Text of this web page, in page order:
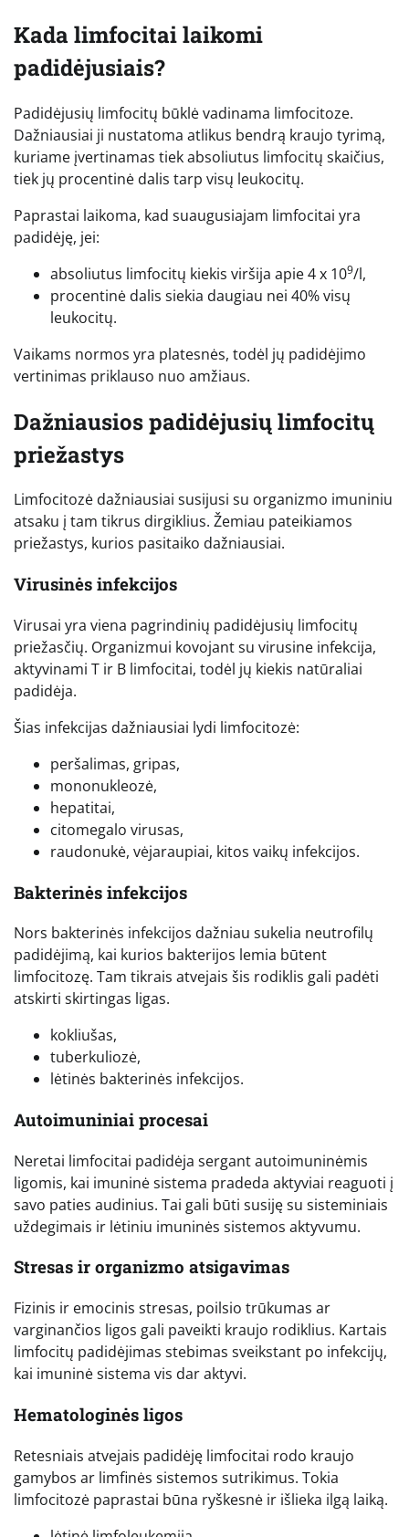
Kada limfocitai laikomi
padidėjusiais?
Padidėjusių limfocitų būklė vadinama limfocitoze.
Dažniausiai ji nustatoma atlikus bendrą kraujo tyrimą,
kuriame įvertinamas tiek absoliutus limfocitų skaičius,
tiek jų procentinė dalis tarp visų leukocitų.
Paprastai laikoma, kad suaugusiajam limfocitai yra
padidėję, jei:
absoliutus limfocitų kiekis viršija apie 4 x 109/l,
procentinė dalis siekia daugiau nei 40% visų
leukocitų.
Vaikams normos yra platesnės, todėl jų padidėjimo
vertinimas priklauso nuo amžiaus.
Dažniausios padidėjusių limfocitų
priežastys
Limfocitozė dažniausiai susijusi su organizmo imuniniu
atsaku į tam tikrus dirgiklius. Žemiau pateikiamos
priežastys, kurios pasitaiko dažniausiai.
Virusinės infekcijos
Virusai yra viena pagrindinių padidėjusių limfocitų
priežasčių. Organizmui kovojant su virusine infekcija,
aktyvinami T ir B limfocitai, todėl jų kiekis natūraliai
padidėja.
Šias infekcijas dažniausiai lydi limfocitozė:
peršalimas, gripas,
mononukleozė,
hepatitai,
citomegalo virusas,
raudonukė, vėjaraupiai, kitos vaikų infekcijos.
Bakterinės infekcijos
Nors bakterinės infekcijos dažniau sukelia neutrofilų
padidėjimą, kai kurios bakterijos lemia būtent
limfocitozę. Tam tikrais atvejais šis rodiklis gali padėti
atskirti skirtingas ligas.
kokliušas,
tuberkuliozė,
lėtinės bakterinės infekcijos.
Autoimuniniai procesai
Neretai limfocitai padidėja sergant autoimuninėmis
ligomis, kai imuninė sistema pradeda aktyviai reaguoti į
savo paties audinius. Tai gali būti susiję su sisteminiais
uždegimais ir lėtiniu imuninės sistemos aktyvumu.
Stresas ir organizmo atsigavimas
Fizinis ir emocinis stresas, poilsio trūkumas ar
varginančios ligos gali paveikti kraujo rodiklius. Kartais
limfocitų padidėjimas stebimas sveikstant po infekcijų,
kai imuninė sistema vis dar aktyvi.
Hematologinės ligos
Retesniais atvejais padidėję limfocitai rodo kraujo
gamybos ar limfinės sistemos sutrikimus. Tokia
limfocitozė paprastai būna ryškesnė ir išlieka ilgą laiką.